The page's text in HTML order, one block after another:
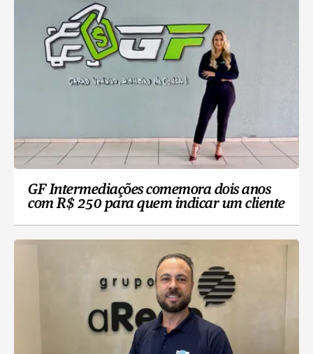
GF Intermediações comemora dois anos
com R$ 250 para quem indicar um cliente